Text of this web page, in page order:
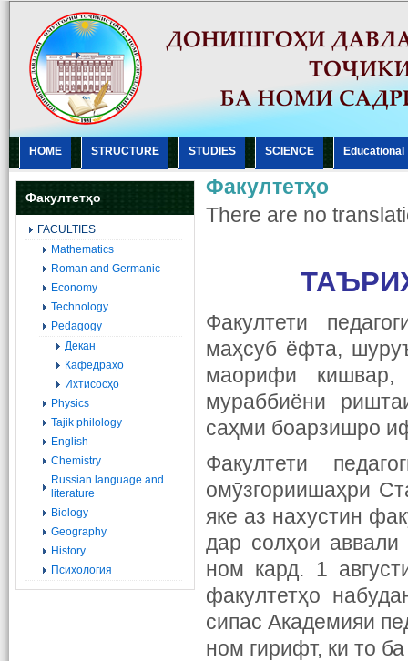
HOME STRUCTURE STUDIES SCIENCE Еducational
Факултетҳо
FACULTIES
Mathematics
Roman and Germanic
Economy
Technology
Pedagogy
Декан
Кафедраҳо
Ихтисосҳо
Physics
Tajik philology
English
Chemistry
Russian language and
literature
Biology
Geography
History
Психология
Факултетҳо
There are no
Факултети
маҳсуб ёфта,
маорифи кишвар,
мураббиёни
саҳми боарзишро
Факултети
омӯзгориишаҳри
яке аз нахустин
дар солҳои
ном кард. 1
факултетҳо
сипас Академияи
ном гирифт, ки то